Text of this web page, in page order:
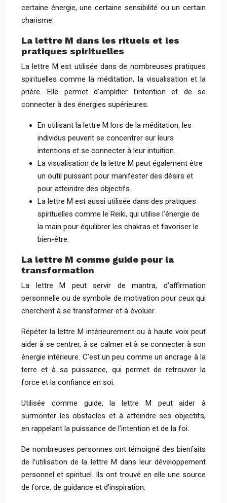
certaine énergie, une certaine sensibilité ou un certain
charisme.
La lettre M dans les rituels et les
pratiques spirituelles
La lettre M est utilisée dans de nombreuses pratiques
spirituelles comme la méditation, la visualisation et la
prière. Elle permet d’amplifier l’intention et de se
connecter à des énergies supérieures.
En utilisant la lettre M lors de la méditation, les
individus peuvent se concentrer sur leurs
intentions et se connecter à leur intuition.
La visualisation de la lettre M peut également être
un outil puissant pour manifester des désirs et
pour atteindre des objectifs.
La lettre M est aussi utilisée dans des pratiques
spirituelles comme le Reiki, qui utilise l’énergie de
la main pour équilibrer les chakras et favoriser le
bien-être.
La lettre M comme guide pour la
transformation
La lettre M peut servir de mantra, d’affirmation
personnelle ou de symbole de motivation pour ceux qui
cherchent à se transformer et à évoluer.
Répéter la lettre M intérieurement ou à haute voix peut
aider à se centrer, à se calmer et à se connecter à son
énergie intérieure. C’est un peu comme un ancrage à la
terre et à sa puissance, qui permet de retrouver la
force et la confiance en soi.
Utilisée comme guide, la lettre M peut aider à
surmonter les obstacles et à atteindre ses objectifs,
en rappelant la puissance de l’intention et de la foi.
De nombreuses personnes ont témoigné des bienfaits
de l’utilisation de la lettre M dans leur développement
personnel et spirituel. Ils ont trouvé en elle une source
de force, de guidance et d’inspiration.